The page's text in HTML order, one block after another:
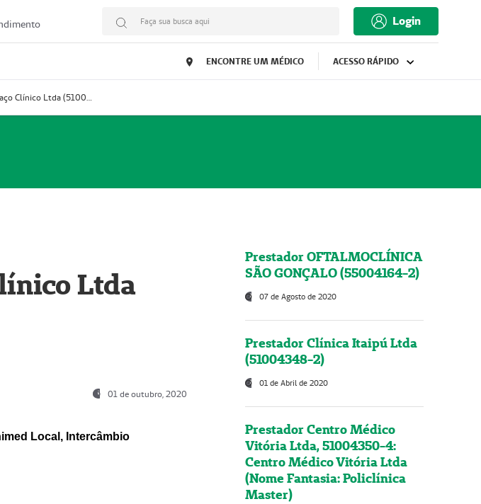
Faça sua busca aqui Login
ENCONTRE UM MÉDICO ACESSO RÁPIDO
Prestador Mosaicum Espaço Clínico Ltda (51004352-0)
Ltda
01 de outubro, 2020
Local, Intercâmbio
Prestador OFTALMOCLÍNICA
SÃO GONÇALO (55004164-2)
07 de Agosto de 2020
Prestador Clínica Itaipú Ltda
(51004348-2)
01 de Abril de 2020
Prestador Centro Médico
Vitória Ltda, 51004350-4:
Centro Médico Vitória Ltda
(Nome Fantasia: Policlínica
Master)